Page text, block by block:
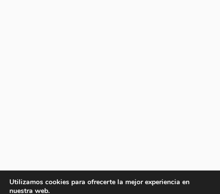
Utilizamos cookies para ofrecerte la mejor experiencia en
nuestra web.